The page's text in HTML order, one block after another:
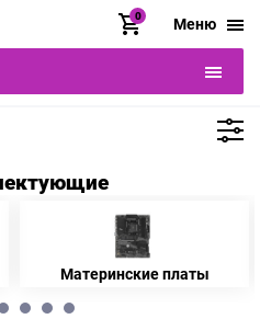
0 Меню
Материнские платы